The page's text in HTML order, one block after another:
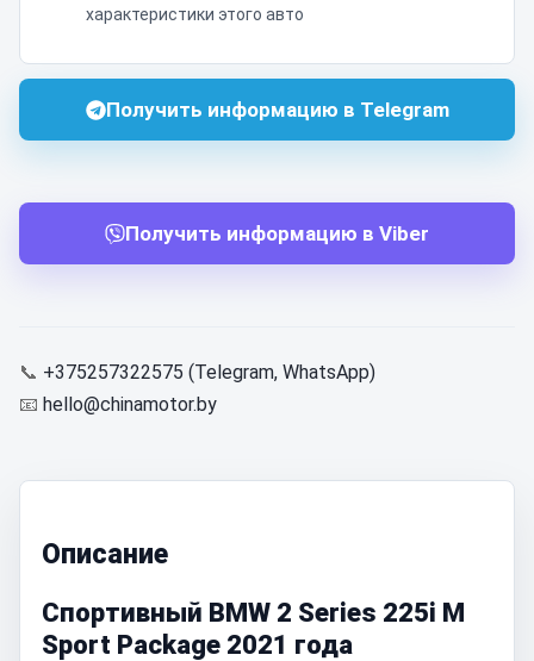
характеристики этого авто
Получить информацию в Telegram
Получить информацию в Viber
📞 +375257322575 (Telegram, WhatsApp)
📧 hello@chinamotor.by
Описание
Спортивный BMW 2 Series 225i M
Sport Package 2021 года